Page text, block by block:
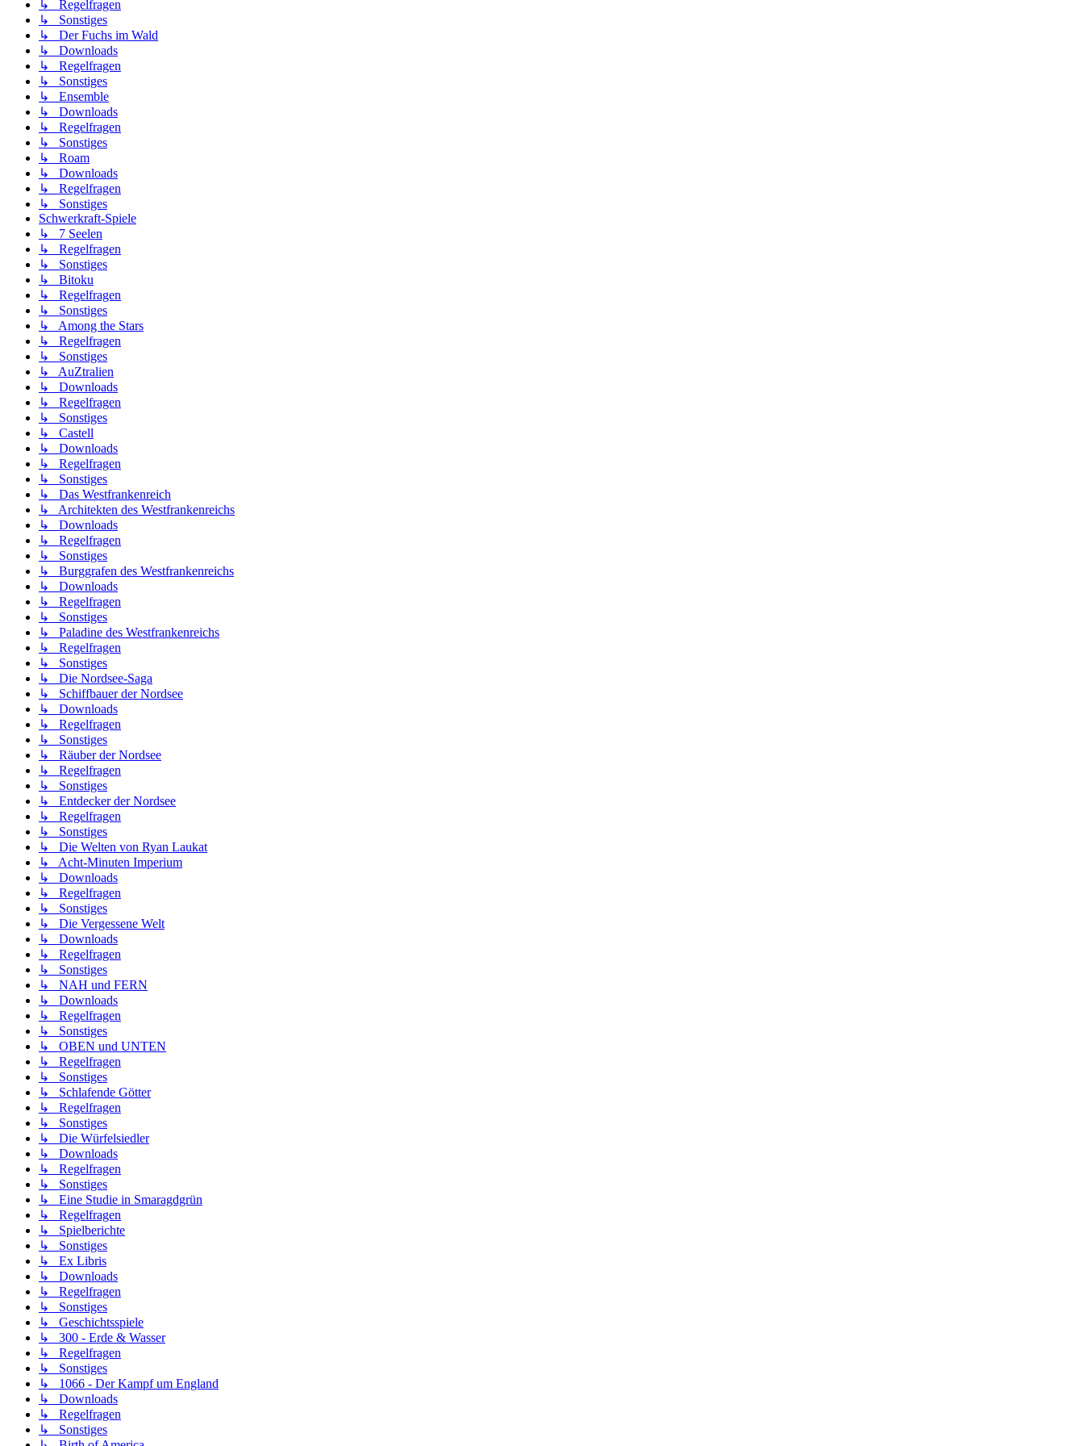
↳ Regelfragen
↳ Sonstiges
↳ Der Fuchs im Wald
↳ Downloads
↳ Regelfragen
↳ Sonstiges
↳ Ensemble
↳ Downloads
↳ Regelfragen
↳ Sonstiges
↳ Roam
↳ Downloads
↳ Regelfragen
↳ Sonstiges
Schwerkraft-Spiele
↳ 7 Seelen
↳ Regelfragen
↳ Sonstiges
↳ Bitoku
↳ Regelfragen
↳ Sonstiges
↳ Among the Stars
↳ Regelfragen
↳ Sonstiges
↳ AuZtralien
↳ Downloads
↳ Regelfragen
↳ Sonstiges
↳ Castell
↳ Downloads
↳ Regelfragen
↳ Sonstiges
↳ Das Westfrankenreich
↳ Architekten des Westfrankenreichs
↳ Downloads
↳ Regelfragen
↳ Sonstiges
↳ Burggrafen des Westfrankenreichs
↳ Downloads
↳ Regelfragen
↳ Sonstiges
↳ Paladine des Westfrankenreichs
↳ Regelfragen
↳ Sonstiges
↳ Die Nordsee-Saga
↳ Schiffbauer der Nordsee
↳ Downloads
↳ Regelfragen
↳ Sonstiges
↳ Räuber der Nordsee
↳ Regelfragen
↳ Sonstiges
↳ Entdecker der Nordsee
↳ Regelfragen
↳ Sonstiges
↳ Die Welten von Ryan Laukat
↳ Acht-Minuten Imperium
↳ Downloads
↳ Regelfragen
↳ Sonstiges
↳ Die Vergessene Welt
↳ Downloads
↳ Regelfragen
↳ Sonstiges
↳ NAH und FERN
↳ Downloads
↳ Regelfragen
↳ Sonstiges
↳ OBEN und UNTEN
↳ Regelfragen
↳ Sonstiges
↳ Schlafende Götter
↳ Regelfragen
↳ Sonstiges
↳ Die Würfelsiedler
↳ Downloads
↳ Regelfragen
↳ Sonstiges
↳ Eine Studie in Smaragdgrün
↳ Regelfragen
↳ Spielberichte
↳ Sonstiges
↳ Ex Libris
↳ Downloads
↳ Regelfragen
↳ Sonstiges
↳ Geschichtsspiele
↳ 300 - Erde & Wasser
↳ Regelfragen
↳ Sonstiges
↳ 1066 - Der Kampf um England
↳ Downloads
↳ Regelfragen
↳ Sonstiges